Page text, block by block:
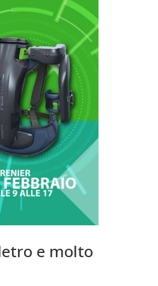
e molto